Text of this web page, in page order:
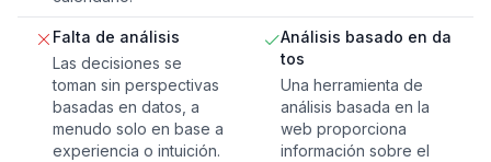
Falta de análisis
Las decisiones se
toman sin perspectivas
basadas en datos, a
menudo solo en base a
experiencia o intuición.
Análisis basado en da
tos
Una herramienta de
análisis basada en la
web proporciona
información sobre el